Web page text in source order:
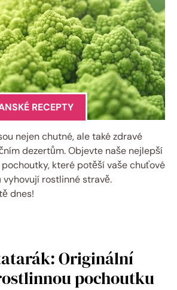
RECEPTY
nejen chutné, ale také zdravé
dezertům. Objevte naše nejlepší
které potěší vaše chuťové
vyhovují rostlinné stravě.
dnes!
Originální
pochoutku